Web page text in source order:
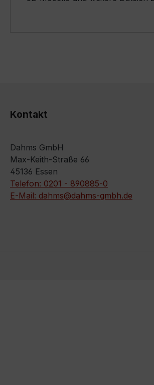
Kontakt
Dahms GmbH
Max-Keith-Straße 66
45136 Essen
Telefon: 0201 - 890885-0
E-Mail: dahms@dahms-gmbh.de